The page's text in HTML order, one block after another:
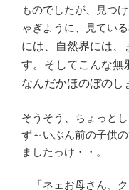
ものでしたが、見つ
ゃぎように、見てい
には、自然界には、
す。そしてこんな無
なんだかほのぼのし
そうそう、ちょっと
ず～いぶん前の子供
ましたっけ・・。
「ネェお母さん、ク